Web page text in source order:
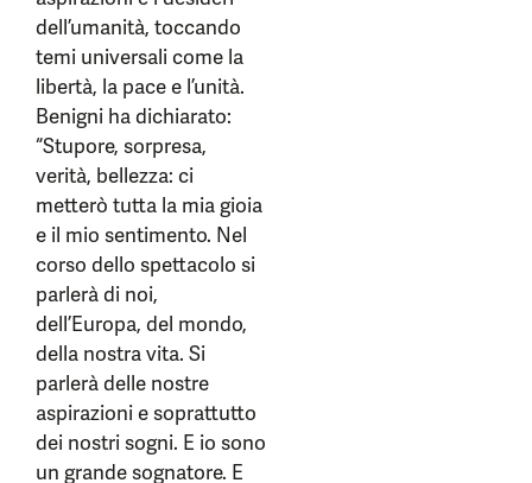
dell’umanità, toccando
temi universali come la
libertà, la pace e l’unità.
Benigni ha dichiarato:
“Stupore, sorpresa,
verità, bellezza: ci
metterò tutta la mia gioia
e il mio sentimento. Nel
corso dello spettacolo si
parlerà di noi,
dell’Europa, del mondo,
della nostra vita. Si
parlerà delle nostre
aspirazioni e soprattutto
dei nostri sogni. E io sono
un grande sognatore. E